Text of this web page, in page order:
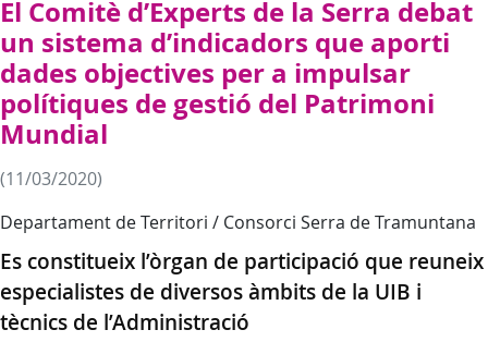
El Comitè d’Experts de la Serra debat
un sistema d’indicadors que aporti
dades objectives per a impulsar
polítiques de gestió del Patrimoni
Mundial
(11/03/2020)
Departament de Territori / Consorci Serra de Tramuntana
Es constitueix l’òrgan de participació que reuneix
especialistes de diversos àmbits de la UIB i
tècnics de l’Administració